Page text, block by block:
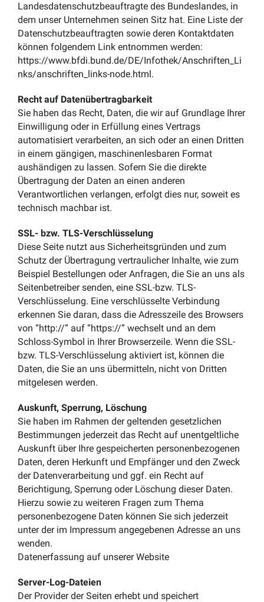
Landesdatenschutzbeauftragte des Bundeslandes, in
dem unser Unternehmen seinen Sitz hat. Eine Liste der
Datenschutzbeauftragten sowie deren Kontaktdaten
können folgendem Link entnommen werden:
https://www.bfdi.bund.de/DE/Infothek/Anschriften_Li
nks/anschriften_links-node.html.
Recht auf Datenübertragbarkeit
Sie haben das Recht, Daten, die wir auf Grundlage Ihrer
Einwilligung oder in Erfüllung eines Vertrags
automatisiert verarbeiten, an sich oder an einen Dritten
in einem gängigen, maschinenlesbaren Format
aushändigen zu lassen. Sofern Sie die direkte
Übertragung der Daten an einen anderen
Verantwortlichen verlangen, erfolgt dies nur, soweit es
technisch machbar ist.
SSL- bzw. TLS-Verschlüsselung
Diese Seite nutzt aus Sicherheitsgründen und zum
Schutz der Übertragung vertraulicher Inhalte, wie zum
Beispiel Bestellungen oder Anfragen, die Sie an uns als
Seitenbetreiber senden, eine SSL-bzw. TLS-
Verschlüsselung. Eine verschlüsselte Verbindung
erkennen Sie daran, dass die Adresszeile des Browsers
von “http://” auf “https://” wechselt und an dem
Schloss-Symbol in Ihrer Browserzeile. Wenn die SSL-
bzw. TLS-Verschlüsselung aktiviert ist, können die
Daten, die Sie an uns übermitteln, nicht von Dritten
mitgelesen werden.
Auskunft, Sperrung, Löschung
Sie haben im Rahmen der geltenden gesetzlichen
Bestimmungen jederzeit das Recht auf unentgeltliche
Auskunft über Ihre gespeicherten personenbezogenen
Daten, deren Herkunft und Empfänger und den Zweck
der Datenverarbeitung und ggf. ein Recht auf
Berichtigung, Sperrung oder Löschung dieser Daten.
Hierzu sowie zu weiteren Fragen zum Thema
personenbezogene Daten können Sie sich jederzeit
unter der im Impressum angegebenen Adresse an uns
wenden.
Datenerfassung auf unserer Website
Server-Log-Dateien
Der Provider der Seiten erhebt und speichert